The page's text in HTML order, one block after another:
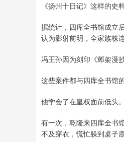
《扬州十日记》这样的史
据统计，四库全书馆成立
认为影射前明，全家族株连
冯王孙因为刻印《邺架漫
这些案件都与四库全书馆
他学会了在皇权面前低头。
有一次，乾隆来四库全书
不及穿衣，慌忙躲到桌子底